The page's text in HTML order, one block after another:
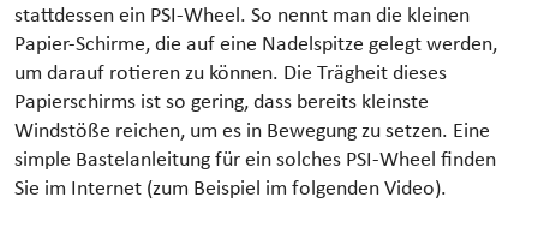
stattdessen ein PSI-Wheel. So nennt man die kleinen
Papier-Schirme, die auf eine Nadelspitze gelegt werden,
um darauf rotieren zu können. Die Trägheit dieses
Papierschirms ist so gering, dass bereits kleinste
Windstöße reichen, um es in Bewegung zu setzen. Eine
simple Bastelanleitung für ein solches PSI-Wheel finden
Sie im Internet (zum Beispiel im folgenden Video).